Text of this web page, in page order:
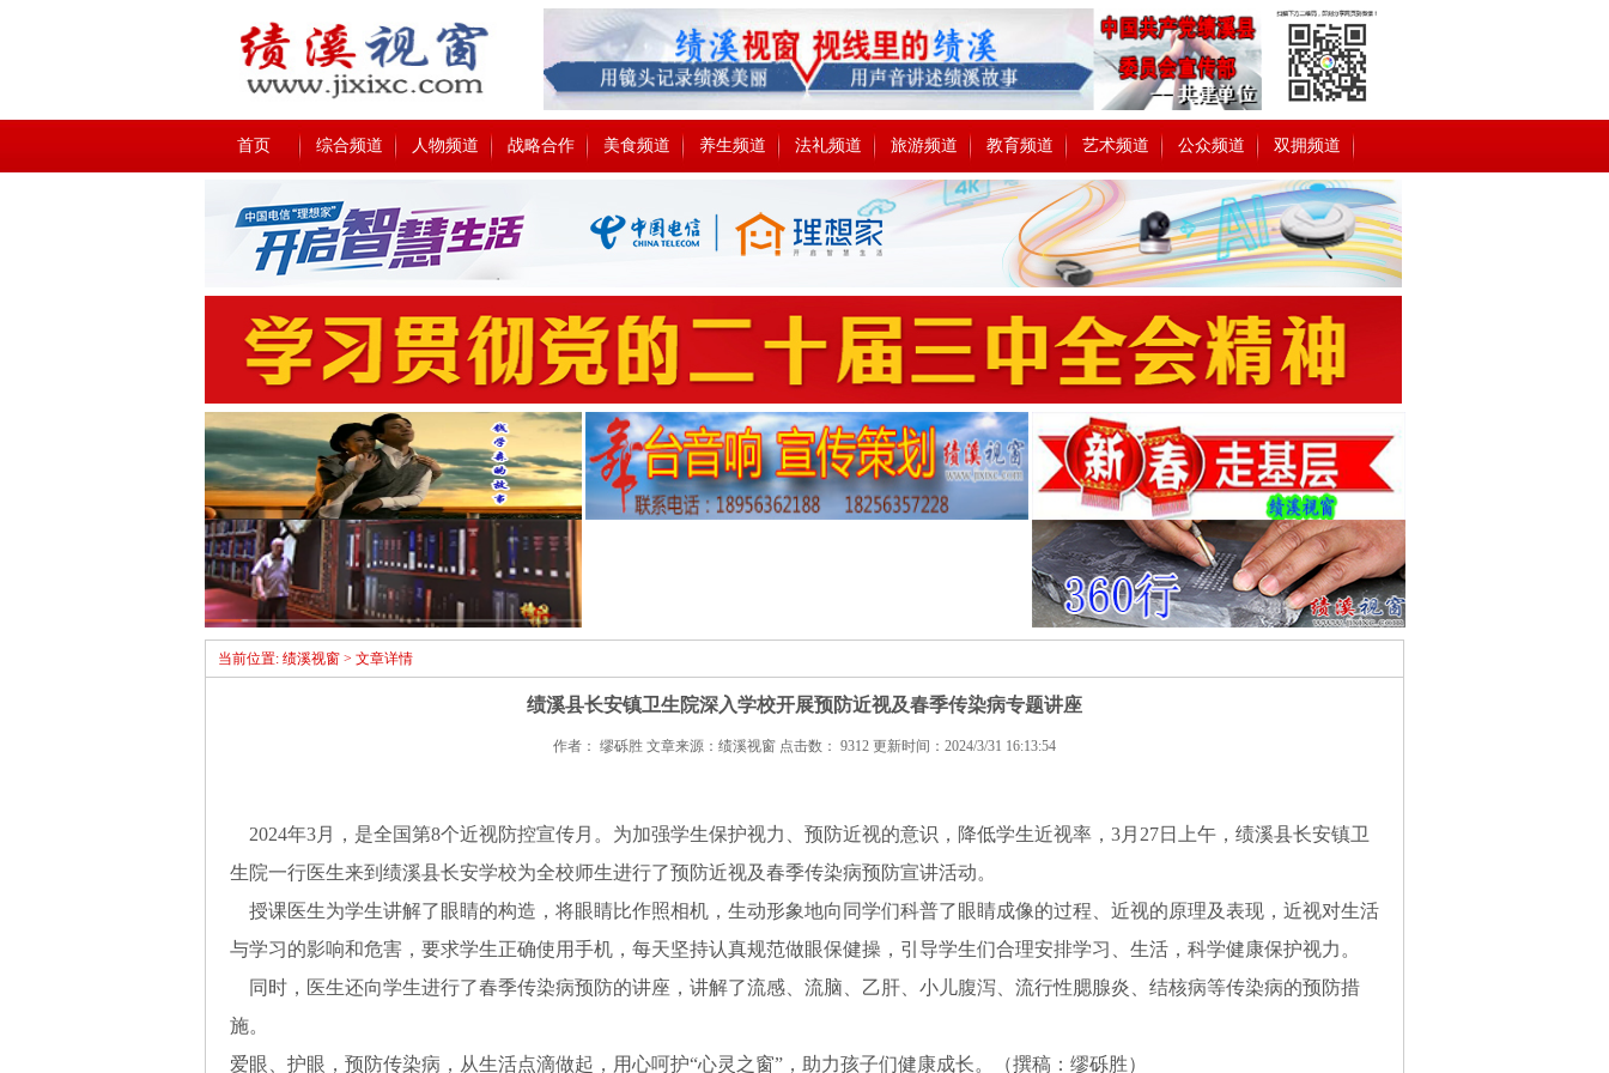
首页 综合频道 人物频道 战略合作 美食频道 养生频道 法礼频道 旅游频道 教育频道 艺术频道 公众频道 双拥频道
当前位置: 绩溪视窗 > 文章详情
绩溪县长安镇卫生院深入学校开展预防近视及春季传染病专题讲座
作者： 缪砾胜 文章来源：绩溪视窗 点击数： 9312 更新时间：2024/3/31 16:13:54
2024年3月，是全国第8个近视防控宣传月。为加强学生保护视力、预防近视的意识，降低学生近视率，3月27日上午，绩溪县长安镇卫
生院一行医生来到绩溪县长安学校为全校师生进行了预防近视及春季传染病预防宣讲活动。
授课医生为学生讲解了眼睛的构造，将眼睛比作照相机，生动形象地向同学们科普了眼睛成像的过程、近视的原理及表现，近视对生活
与学习的影响和危害，要求学生正确使用手机，每天坚持认真规范做眼保健操，引导学生们合理安排学习、生活，科学健康保护视力。
同时，医生还向学生进行了春季传染病预防的讲座，讲解了流感、流脑、乙肝、小儿腹泻、流行性腮腺炎、结核病等传染病的预防措
施。
爱眼、护眼，预防传染病，从生活点滴做起，用心呵护“心灵之窗”，助力孩子们健康成长。（撰稿：缪砾胜）